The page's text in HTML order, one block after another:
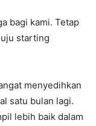
bagi kami. Tetap
starting
menyedihkan
satu bulan lagi.
lebih baik dalam